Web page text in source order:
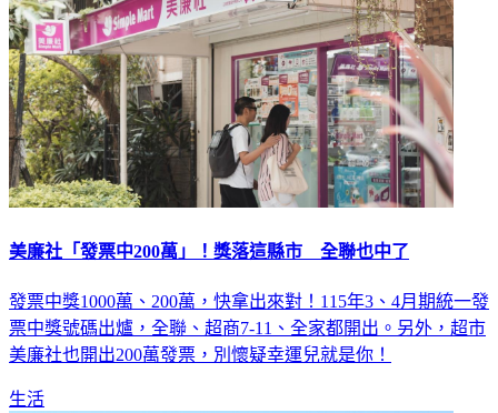
美廉社「發票中200萬」！獎落這縣市 全聯也中了
發票中獎1000萬、200萬，快拿出來對！115年3、4月期統一發
票中獎號碼出爐，全聯、超商7-11、全家都開出。另外，超市
美廉社也開出200萬發票，別懷疑幸運兒就是你！
生活